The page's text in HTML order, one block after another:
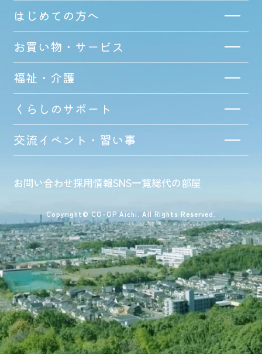
はじめての方へ
お買い物・サービス
福祉・介護
くらしのサポート
交流イベント・習い事
お問い合わせ採用情報SNS一覧総代の部屋
Copyright© CO-OP Aichi. All Rights Reserved.